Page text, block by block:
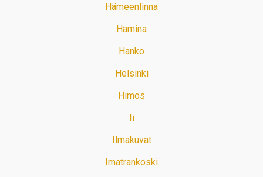
Hämeenlinna
Hamina
Hanko
Helsinki
Himos
Ii
Ilmakuvat
Imatrankoski